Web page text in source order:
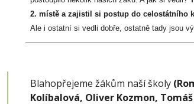
2. místě a zajistil si postup do celostátního
Ale i ostatní si vedli dobře, ostatně tady jsou
Blahopřejeme žákům naší školy
Kolíbalová, Oliver Kozmon,